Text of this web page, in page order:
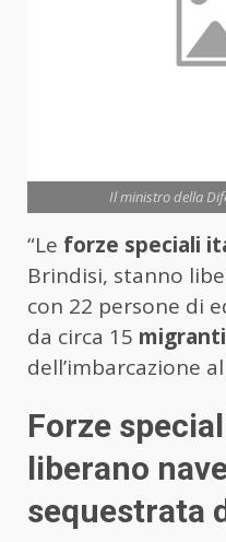
Il ministro della
“Le forze speciali
Brindisi, stanno
con 22 persone di
da circa 15 migranti
dell’imbarcazione
Forze
liberano
sequestrata